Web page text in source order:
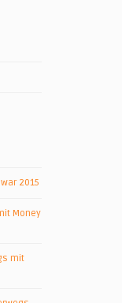
2015
Money
mit